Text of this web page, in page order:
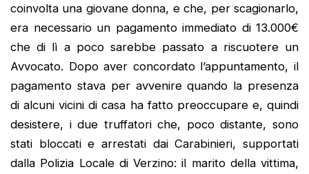
coinvolta una giovane donna, e che, per scagionarlo,
era necessario un pagamento immediato di 13.000€
che di lì a poco sarebbe passato a riscuotere un
Avvocato. Dopo aver concordato l’appuntamento, il
pagamento stava per avvenire quando la presenza
di alcuni vicini di casa ha fatto preoccupare e, quindi
desistere, i due truffatori che, poco distante, sono
stati bloccati e arrestati dai Carabinieri, supportati
dalla Polizia Locale di Verzino: il marito della vittima,